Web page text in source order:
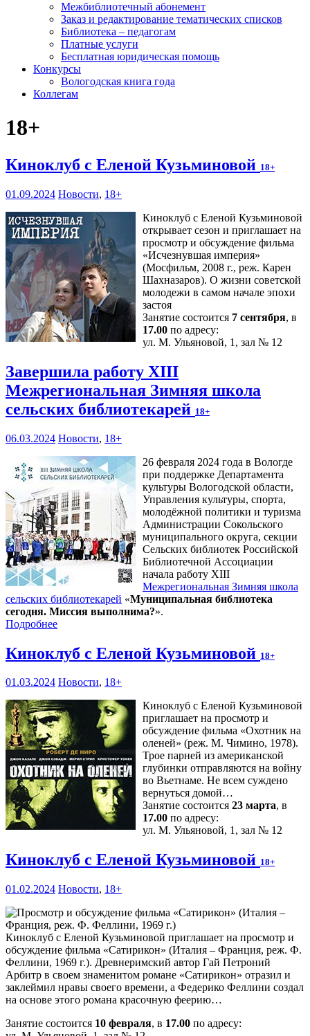
Межбиблиотечный абонемент
Заказ и редактирование тематических списков
Библиотека – педагогам
Платные услуги
Бесплатная юридическая помощь
Конкурсы
Вологодская книга года
Коллегам
18+
Киноклуб с Еленой Кузьминовой 18+
01.09.2024 Новости, 18+
Киноклуб с Еленой Кузьминовой
открывает сезон и приглашает на
просмотр и обсуждение фильма
«Исчезнувшая империя»
(Мосфильм, 2008 г., реж. Карен
Шахназаров). О жизни советской
молодежи в самом начале эпохи
застоя
Занятие состоится 7 сентября, в
17.00 по адресу:
ул. М. Ульяновой, 1, зал № 12
Завершила работу XIII
Межрегиональная Зимняя школа
сельских библиотекарей 18+
06.03.2024 Новости, 18+
26 февраля 2024 года в Вологде
при поддержке Департамента
культуры Вологодской области,
Управления культуры, спорта,
молодёжной политики и туризма
Администрации Сокольского
муниципального округа, секции
Сельских библиотек Российской
Библиотечной Ассоциации
начала работу XIII
Межрегиональная Зимняя школа
сельских библиотекарей «Муниципальная библиотека
сегодня. Миссия выполнима?».
Подробнее
Киноклуб с Еленой Кузьминовой 18+
01.03.2024 Новости, 18+
Киноклуб с Еленой Кузьминовой
приглашает на просмотр и
обсуждение фильма «Охотник на
оленей» (реж. М. Чимино, 1978).
Трое парней из американской
глубинки отправляются на войну
во Вьетнаме. Не всем суждено
вернуться домой…
Занятие состоится 23 марта, в
17.00 по адресу:
ул. М. Ульяновой, 1, зал № 12
Киноклуб с Еленой Кузьминовой 18+
01.02.2024 Новости, 18+
Киноклуб с Еленой Кузьминовой приглашает на просмотр и
обсуждение фильма «Сатирикон» (Италия – Франция, реж. Ф.
Феллини, 1969 г.). Древнеримский автор Гай Петроний
Арбитр в своем знаменитом романе «Сатирикон» отразил и
заклеймил нравы своего времени, а Федерико Феллини создал
на основе этого романа красочную феерию…
Занятие состоится 10 февраля, в 17.00 по адресу: